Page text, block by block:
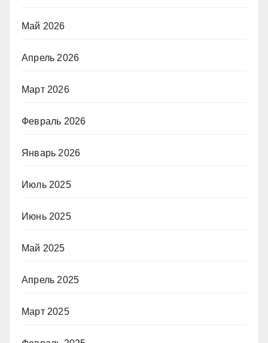
Май 2026
Апрель 2026
Март 2026
Февраль 2026
Январь 2026
Июль 2025
Июнь 2025
Май 2025
Апрель 2025
Март 2025